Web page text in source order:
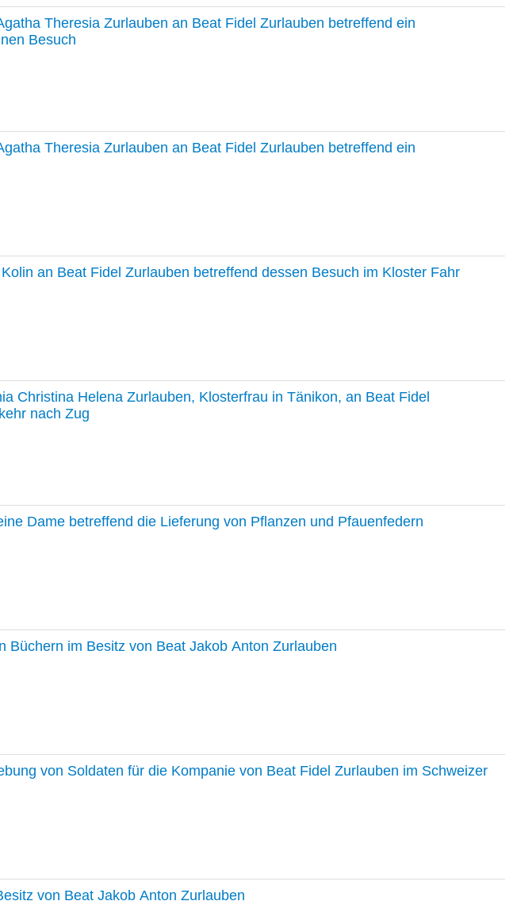
Theresia Zurlauben an Beat Fidel Zurlauben betreffend ein
Besuch
Theresia Zurlauben an Beat Fidel Zurlauben betreffend ein
an Beat Fidel Zurlauben betreffend dessen Besuch im Kloster Fahr
Christina Helena Zurlauben, Klosterfrau in Tänikon, an Beat Fidel
nach Zug
Dame betreffend die Lieferung von Pflanzen und Pfauenfedern
Büchern im Besitz von Beat Jakob Anton Zurlauben
von Soldaten für die Kompanie von Beat Fidel Zurlauben im Schweizer
von Beat Jakob Anton Zurlauben